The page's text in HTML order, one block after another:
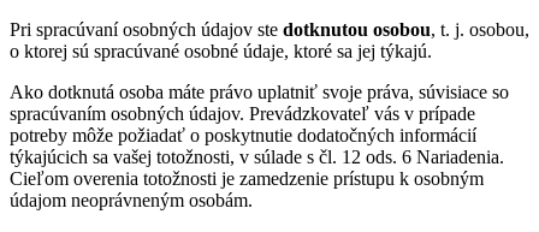
Pri spracúvaní osobných údajov ste dotknutou osobou, t. j. osobou,
o ktorej sú spracúvané osobné údaje, ktoré sa jej týkajú.
Ako dotknutá osoba máte právo uplatniť svoje práva, súvisiace so
spracúvaním osobných údajov. Prevádzkovateľ vás v prípade
potreby môže požiadať o poskytnutie dodatočných informácií
týkajúcich sa vašej totožnosti, v súlade s čl. 12 ods. 6 Nariadenia.
Cieľom overenia totožnosti je zamedzenie prístupu k osobným
údajom neoprávneným osobám.